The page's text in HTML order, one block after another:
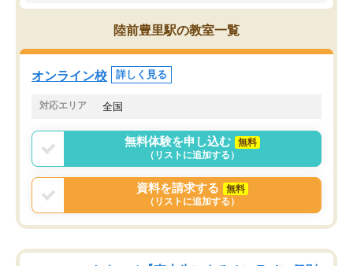
であるので無料の週末教室を使用しな
がら頑張って欲しいと思います！
陸前豊里駅の教室一覧
オンライン校 詳しく見る
対応エリア 全国
無料体験を申し込む
無料
（リストに追加する）
資料を請求する
無料
（リストに追加する）